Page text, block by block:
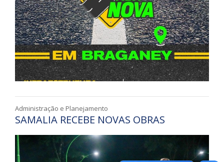
Administração e Planejamento
SAMALIA RECEBE NOVAS OBRAS